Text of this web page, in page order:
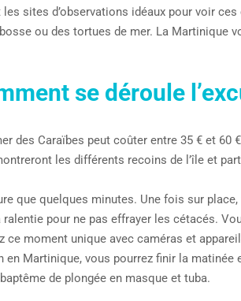
sites d’observations idéaux pour voir
ou des tortues de mer. La Martinique
se déroule
des Caraïbes peut coûter entre 35 € et 60
les différents recoins de l’île et
que quelques minutes. Une fois sur
pour ne pas effrayer les cétacés.
moment unique avec caméras et
Martinique, vous pourrez finir la matinée
de plongée en masque et tuba.